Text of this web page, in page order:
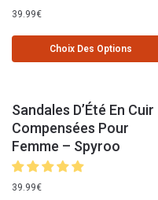
39.99€
Choix Des Options
Sandales D’Été En Cuir
Compensées Pour
Femme – Spyroo
39.99€